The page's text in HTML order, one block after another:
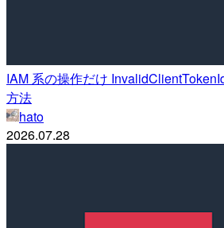
IAM 系の操作だけ
方法
hato
2026.07.28